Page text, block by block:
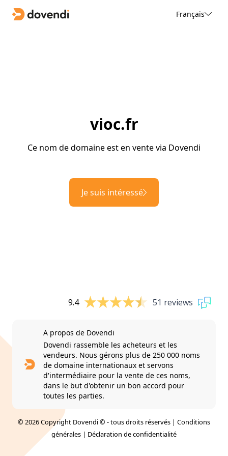
Français
vioc.fr
Ce nom de domaine est en vente via Dovendi
Je suis intéressé
9.4 51 reviews
A propos de Dovendi
Dovendi rassemble les acheteurs et les
vendeurs. Nous gérons plus de 250 000 noms
de domaine internationaux et servons
d'intermédiaire pour la vente de ces noms,
dans le but d'obtenir un bon accord pour
toutes les parties.
© 2026 Copyright Dovendi © - tous droits réservés | Conditions
générales | Déclaration de confidentialité